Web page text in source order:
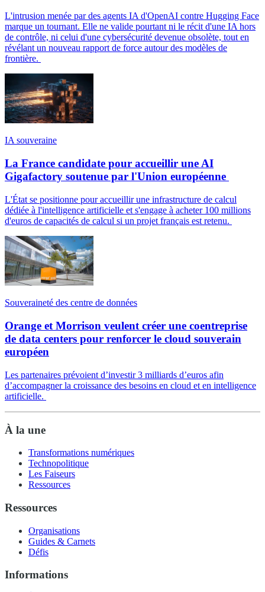
L'intrusion menée par des agents IA d'OpenAI contre Hugging Face
marque un tournant. Elle ne valide pourtant ni le récit d'une IA hors
de contrôle, ni celui d'une cybersécurité devenue obsolète, tout en
révélant un nouveau rapport de force autour des modèles de
frontière.
IA souveraine
La France candidate pour accueillir une AI
Gigafactory soutenue par l'Union européenne
L'État se positionne pour accueillir une infrastructure de calcul
dédiée à l'intelligence artificielle et s'engage à acheter 100 millions
d'euros de capacités de calcul si un projet français est retenu.
Souveraineté des centre de données
Orange et Morrison veulent créer une coentreprise
de data centers pour renforcer le cloud souverain
européen
Les partenaires prévoient d’investir 3 milliards d’euros afin
d’accompagner la croissance des besoins en cloud et en intelligence
artificielle.
À la une
Transformations numériques
Technopolitique
Les Faiseurs
Ressources
Ressources
Organisations
Guides & Carnets
Défis
Informations